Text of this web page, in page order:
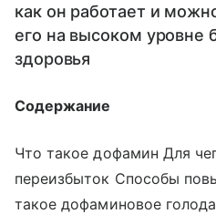
как он работает и
его на высоком уровне
здоровья
Содержание
Что такое дофамин Для
переизбыток Способы
такое дофаминовое